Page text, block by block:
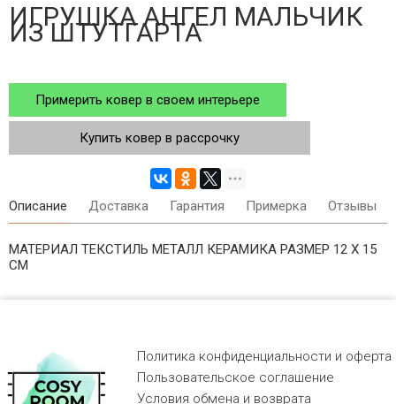
ИГРУШКА АНГЕЛ МАЛЬЧИК
ИЗ ШТУТГАРТА
Примерить ковер в своем интерьере
Купить ковер в рассрочку
Описание Доставка Гарантия Примерка Отзывы
МАТЕРИАЛ ТЕКСТИЛЬ МЕТАЛЛ КЕРАМИКА РАЗМЕР 12 X 15
СМ
Политика конфиденциальности и оферта
Пользовательское соглашение
Условия обмена и возврата